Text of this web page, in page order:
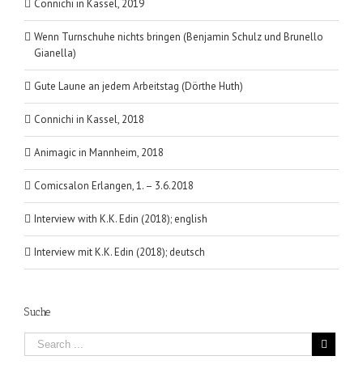
Connichi in Kassel, 2019
Wenn Turnschuhe nichts bringen (Benjamin Schulz und Brunello
Gianella)
Gute Laune an jedem Arbeitstag (Dörthe Huth)
Connichi in Kassel, 2018
Animagic in Mannheim, 2018
Comicsalon Erlangen, 1. – 3.6.2018
Interview with K.K. Edin (2018); english
Interview mit K.K. Edin (2018); deutsch
Suche